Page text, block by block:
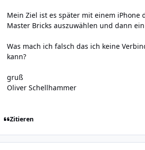
Mein Ziel ist es später mit einem iPhone
Master Bricks auszuwählen und dann
Was mach ich falsch das ich keine
kann?
gruß
Oliver Schellhammer
Zitieren